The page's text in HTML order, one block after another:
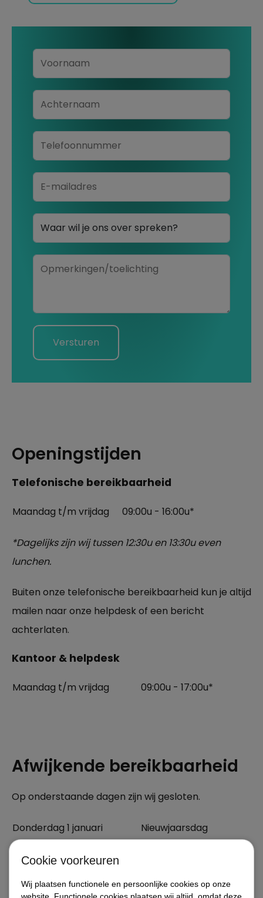
Versturen
Openingstijden
Telefonische bereikbaarheid
Maandag t/m vrijdag 09:00u - 16:00u*
*Dagelijks zijn wij tussen 12:30u en 13:30u even
lunchen.
Buiten onze telefonische bereikbaarheid kun je altijd
mailen naar onze helpdesk of een bericht
achterlaten.
Kantoor & helpdesk
Maandag t/m vrijdag 09:00u - 17:00u*
Afwijkende bereikbaarheid
Op onderstaande dagen zijn wij gesloten.
Donderdag 1 januari
Nieuwjaarsdag
Maandag 6 april
Maandag 27 april
Donderdag 14 mei
Hemelvaartsdag
Cookie voorkeuren
Wij plaatsen functionele en persoonlijke cookies op onze
website. Functionele cookies plaatsen wij altijd, omdat deze